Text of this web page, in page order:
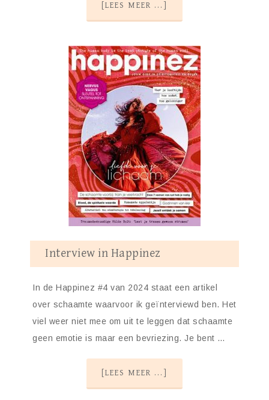
[LEES MEER ...]
Interview in Happinez
In de Happinez #4 van 2024 staat een artikel
over schaamte waarvoor ik geïnterviewd ben. Het
viel weer niet mee om uit te leggen dat schaamte
geen emotie is maar een bevriezing. Je bent …
[LEES MEER ...]